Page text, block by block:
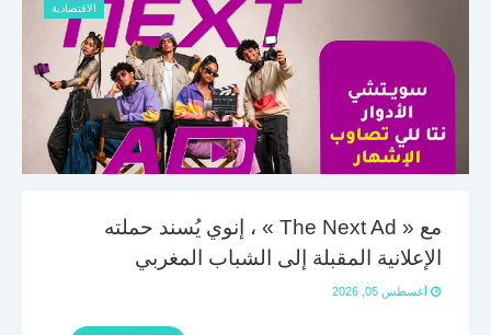
الاقتصادية
مع « The Next Ad » ، إنوي يُسند حملته
الإعلانية المقبلة إلى الشباب المغربي
أغسطس 05, 2026